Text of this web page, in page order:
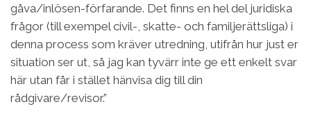
gåva/inlösen-förfarande. Det finns en hel del juridiska
frågor (till exempel civil-, skatte- och familjerättsliga) i
denna process som kräver utredning, utifrån hur just er
situation ser ut, så jag kan tyvärr inte ge ett enkelt svar
här utan får i stället hänvisa dig till din
rådgivare/revisor.”